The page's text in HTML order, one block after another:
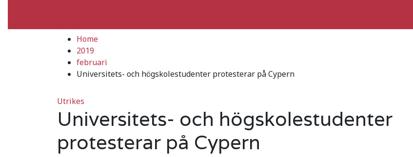
Home
2019
februari
Universitets- och högskolestudenter protesterar på Cypern
Utrikes
Universitets- och högskolestudenter
protesterar på Cypern